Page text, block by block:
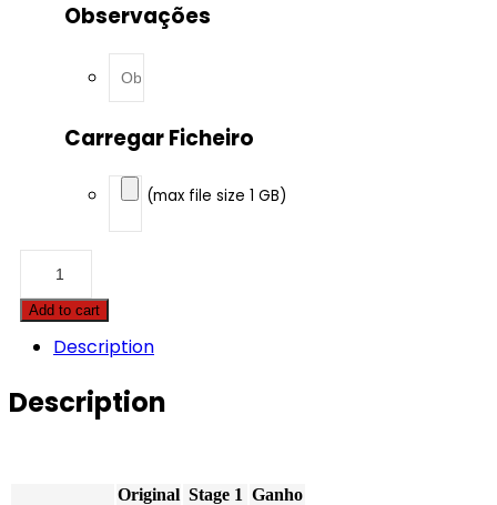
Observações
Carregar Ficheiro
(max file size 1 GB)
C15OHE
-
Acert
quantity
Add to cart
Description
Description
Original Stage 1 Ganho